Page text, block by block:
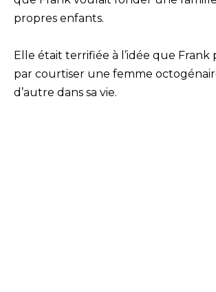
propres enfants.
Elle était terrifiée à l’idée que
par courtiser une femme
d’autre dans sa vie.